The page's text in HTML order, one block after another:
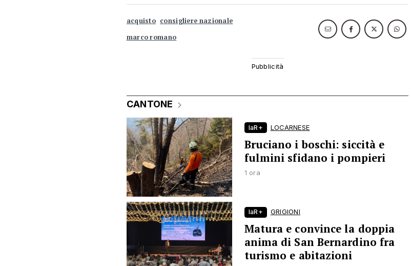
acquisto consigliere nazionale
marco romano
CANTONE
laR+ LOCARNESE
Bruciano i boschi: siccità e
fulmini sfidano i pompieri
1 ora
laR+ GRIGIONI
Matura e convince la doppia
anima di San Bernardino fra
turismo e abitazioni